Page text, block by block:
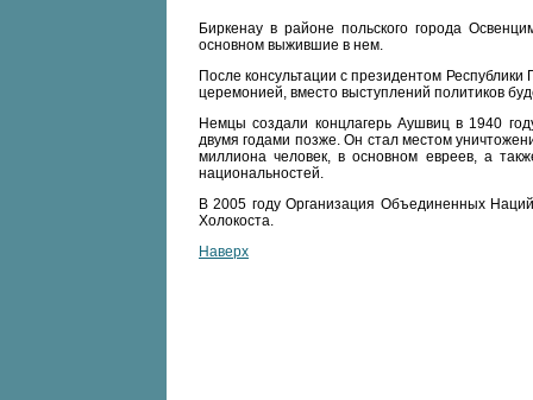
Биркенау в районе польского города
основном выжившие в нем.
После консультации с президентом
церемонией, вместо выступлений политиков
Немцы создали концлагерь Аушвиц в 1940
двумя годами позже. Он стал местом
миллиона человек, в основном евреев, а
национальностей.
В 2005 году Организация Объединенных
Холокоста.
Наверх